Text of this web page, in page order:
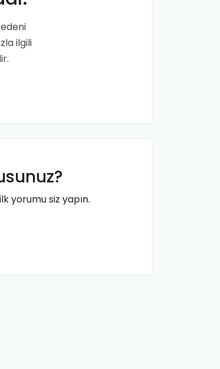
ilgili
yorumu siz yapın.